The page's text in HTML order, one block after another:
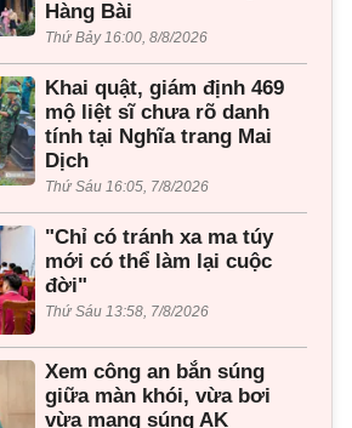
Hàng Bài
Thứ Bảy 16:00, 8/8/2026
Khai quật, giám định 469
mộ liệt sĩ chưa rõ danh
tính tại Nghĩa trang Mai
Dịch
Thứ Sáu 16:05, 7/8/2026
"Chỉ có tránh xa ma túy
mới có thể làm lại cuộc
đời"
Thứ Sáu 13:58, 7/8/2026
Xem công an bắn súng
giữa màn khói, vừa bơi
vừa mang súng AK